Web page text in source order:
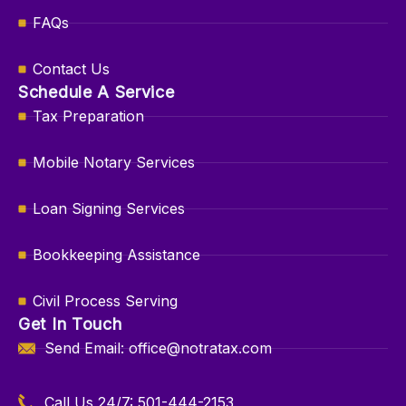
FAQs
Contact Us
Schedule A Service
Tax Preparation
Mobile Notary Services
Loan Signing Services
Bookkeeping Assistance
Civil Process Serving
Get In Touch
Send Email: office@notratax.com